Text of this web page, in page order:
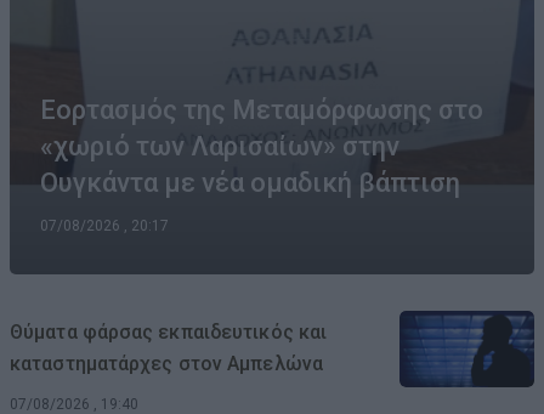
Εορτασμός της Μεταμόρφωσης στο
«χωριό των Λαρισαίων» στην
Ουγκάντα με νέα ομαδική βάπτιση
07/08/2026 , 20:17
Θύματα φάρσας εκπαιδευτικός και
καταστηματάρχες στον Αμπελώνα
07/08/2026 , 19:40